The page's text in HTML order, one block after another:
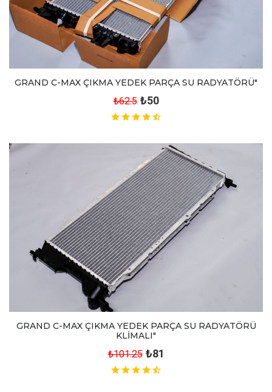
GRAND C-MAX ÇIKMA YEDEK PARÇA SU RADYATÖRÜ"
₺62.5 ₺50
GRAND C-MAX ÇIKMA YEDEK PARÇA SU RADYATÖRÜ
KLİMALI"
₺101.25 ₺81